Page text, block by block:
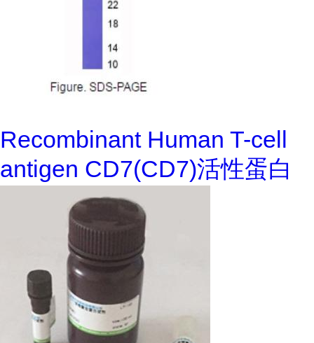
Recombinant Human T-cell
antigen CD7(CD7)活性蛋白